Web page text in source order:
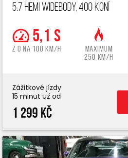
5.7 Hemi widebody, 400 koní
5,1 s
z 0 na 100 km/h
Maximum
250 km/h
Zážitkové jízdy
15 minut už od
1 299 Kč